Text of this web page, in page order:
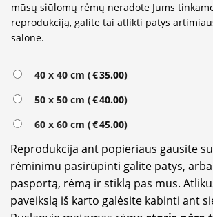
mūsų siūlomų rėmų neradote Jums
reprodukciją, galite tai atlikti patys
salone.
40 x 40 cm (€35.00)
50 x 50 cm (€40.00)
60 x 60 cm (€45.00)
Reprodukcija ant popieriaus gausite
rėminimu pasirūpinti galite patys,
pasportą, rėmą ir stiklą pas mus.
paveikslą iš karto galėsite kabinti ant